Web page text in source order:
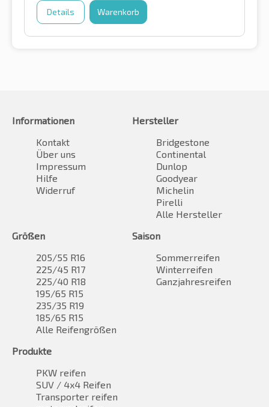
Details Warenkorb
Informationen
Kontakt
Über uns
Impressum
Hilfe
Widerruf
Hersteller
Bridgestone
Continental
Dunlop
Goodyear
Michelin
Pirelli
Alle Hersteller
Größen
205/55 R16
225/45 R17
225/40 R18
195/65 R15
235/35 R19
185/65 R15
Alle Reifengrößen
Saison
Sommerreifen
Winterreifen
Ganzjahresreifen
Produkte
PKW reifen
SUV / 4x4 Reifen
Transporter reifen